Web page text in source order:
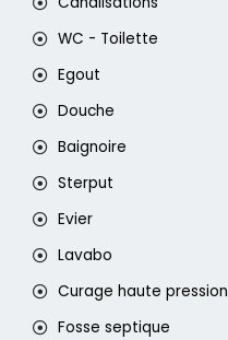
WC - Toilette
Egout
Douche
Baignoire
Sterput
Evier
Lavabo
Curage haute pression
Fosse septique